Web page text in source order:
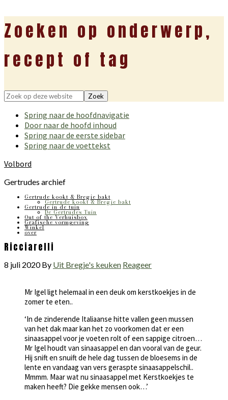
Zoeken op onderwerp,
recept of tag
Zoek
deze
website
Spring naar de hoofdnavigatie
Door naar de hoofd inhoud
Spring naar de eerste sidebar
Spring naar de voettekst
Volbord
Gertrudes archief
Gertrude kookt & Bregje bakt
Gertrude kookt & Bregje bakt
Gertrude in de tuin
De Gertrudes Tuin
Out of the Verhuisbox
Grafische vormgeving
Winkel
over
Ricciarelli
8 juli 2020By Uit Bregje's keuken Reageer
Mr Igel ligt helemaal in een deuk om kerstkoekjes in de
zomer te eten..
‘In de zinderende Italiaanse hitte vallen geen mussen
van het dak maar kan het zo voorkomen dat er een
sinaasappel voor je voeten rolt of een sappige citroen…
Mr Igel houdt van sinaasappel en dan vooral van de geur.
Hij snift en snuift de hele dag tussen de bloesems in de
lente en vandaag van vers geraspte sinaasappelschil..
Mmmm. Maar wat nu sinaasappel met Kerstkoekjes te
maken heeft? Die gekke mensen ook…’